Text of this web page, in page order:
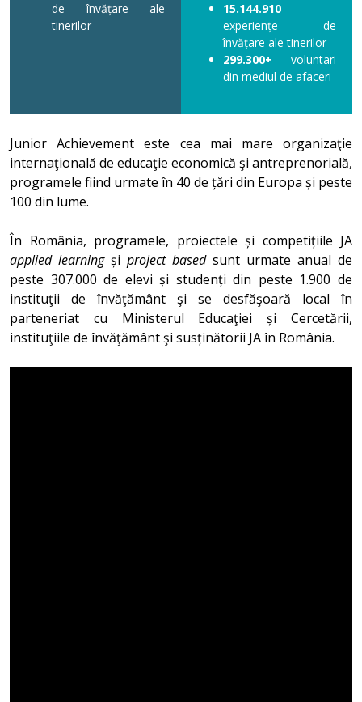
de învățare ale
tinerilor
15.144.910
experiențe de
învățare ale tinerilor
299.300+ voluntari
din mediul de afaceri
Junior Achievement este cea mai mare organizaţie
internaţională de educaţie economică şi antreprenorială,
programele fiind urmate în 40 de țări din Europa și peste
100 din lume.
În România, programele, proiectele și competițiile JA
applied learningși project basedsunt urmate anual de
peste 307.000 de elevi și studenți din peste 1.900 de
instituţii de învăţământ şi se desfăşoară local în
parteneriat cu Ministerul Educaţiei și Cercetării,
instituţiile de învăţământ şi susținătorii JA în România.